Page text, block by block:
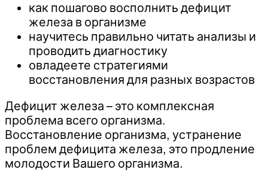
как пошагово восполнить дефицит
железа в организме
научитесь правильно читать анализы и
проводить диагностику
овладеете стратегиями
восстановления для разных возрастов
Дефицит железа – это комплексная
проблема всего организма.
Восстановление организма, устранение
проблем дефицита железа, это продление
молодости Вашего организма.